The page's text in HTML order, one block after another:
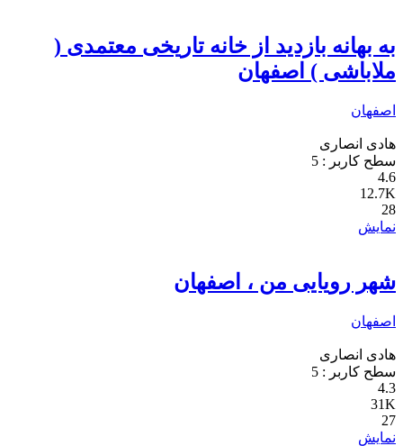
به بهانه بازدید از خانه تاریخی معتمدی (
ملاباشی ) اصفهان
اصفهان
هادی انصاری
سطح کاربر : 5
4.6
12.7K
28
نمایش
شهر رویایی من ، اصفهان
اصفهان
هادی انصاری
سطح کاربر : 5
4.3
31K
27
نمایش